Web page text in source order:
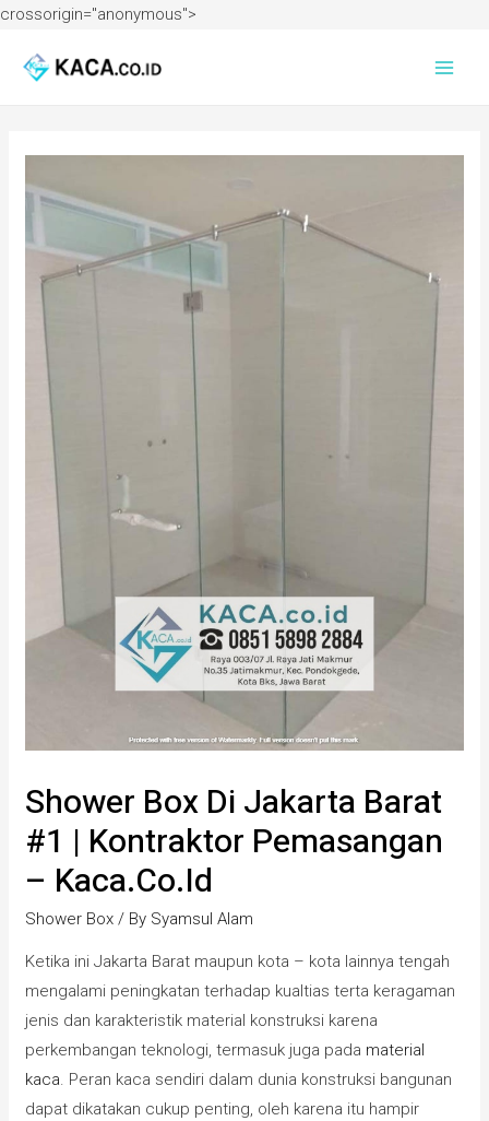
crossorigin="anonymous">
Shower Box Di Jakarta Barat
#1 | Kontraktor Pemasangan
– Kaca.co.id
Shower Box / By Syamsul Alam
Ketika ini Jakarta Barat maupun kota – kota lainnya tengah
mengalami peningkatan terhadap kualtias terta keragaman
jenis dan karakteristik material konstruksi karena
perkembangan teknologi, termasuk juga pada material
kaca. Peran kaca sendiri dalam dunia konstruksi bangunan
dapat dikatakan cukup penting, oleh karena itu hampir